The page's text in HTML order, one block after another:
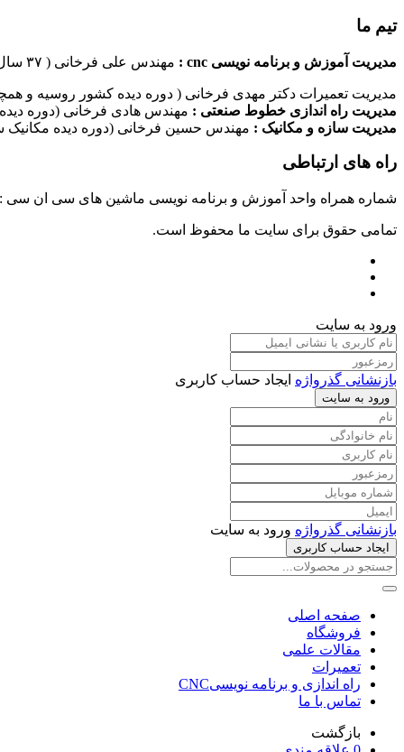
تیم ما
مدیریت آموزش و برنامه نویسی cnc : مهندس علی فرخانی ( ۳۷ سال سابقه کاری در امر برنامه نویسی ماشین های سی ان سی)
مدیریت تعمیرات دکتر مهدی فرخانی ( دوره دیده کشور روسیه و
مدیریت راه اندازی خطوط صنعتی : مهندس هادی فرخانی (دوره
مدیریت سازه و مکانیک : مهندس حسین فرخانی (دوره دیده مکانیک
راه های ارتباطی
شماره همراه واحد آموزش و برنامه نویسی ماشین های سی ان سی : ۰۹۱۲۴۰۹۶۱۷۹ شماره همراه واحد راه اندازی خطوط ماشین آلات صنعتی : ۰۹۱۰۱۹۹۷۴۷۰ شماره همراه واحد تعمیرات : ۰۹۳۸۳۵۲۷۴۵۱
تمامی حقوق برای سایت ما محفوظ است.
ورود به سایت
بازنشانی گذرواژه ایجاد حساب کاربری
ورود به سایت
بازنشانی گذرواژه ورود به سایت
ایجاد حساب کاربری
صفحه اصلی
فروشگاه
مقالات علمی
تعمیرات
راه اندازی و برنامه نویسیCNC
تماس با ما
بازگشت